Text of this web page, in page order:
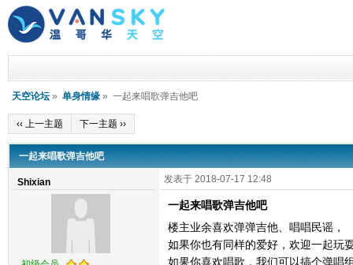
天空论坛 » 单身情缘 » 一起来唱歌弹吉他吧
‹‹ 上一主题 下一主题 ››
一起来唱歌弹吉他吧
Shixian 发表于 2018-07-17 12:48
一起来唱歌弹吉他吧
楼主业余喜欢弹弹吉他、唱唱民谣，
如果你也有同样的爱好，欢迎一起玩
如果你喜欢唱歌，我们可以搞个弹唱